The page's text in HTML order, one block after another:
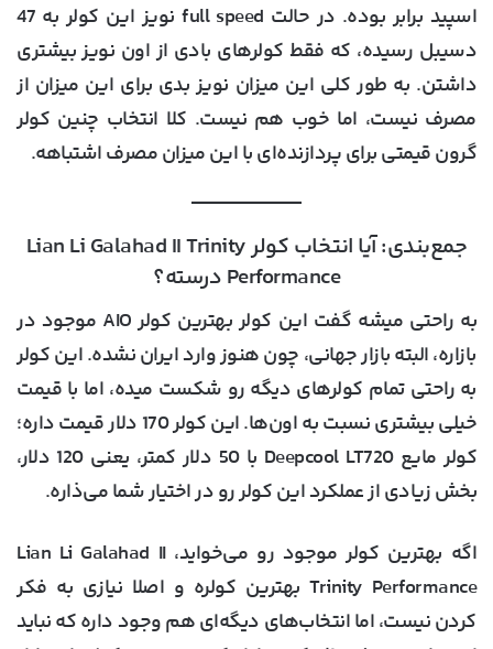
اسپید برابر بوده. در حالت full speed نویز این کولر به 47
دسیبل رسیده، که فقط کولرهای بادی از اون نویز بیشتری
داشتن. به طور کلی این میزان نویز بدی برای این میزان از
مصرف نیست، اما خوب هم نیست. کلا انتخاب چنین کولر
گرون قیمتی برای پردازنده‌ای با این میزان مصرف اشتباهه.
جمع‌بندی: آیا انتخاب کولر Lian Li Galahad II Trinity
Performance درسته؟
به راحتی میشه گفت این کولر بهترین کولر AIO موجود در
بازاره، البته بازار جهانی، چون هنوز وارد ایران نشده. این کولر
به راحتی تمام کولرهای دیگه رو شکست میده، اما با قیمت
خیلی بیشتری نسبت به اون‌ها. این کولر 170 دلار قیمت داره؛
کولر مایع Deepcool LT720 با 50 دلار کمتر، یعنی 120 دلار،
بخش زیادی از عملکرد این کولر رو در اختیار شما می‌ذاره.
اگه بهترین کولر موجود رو می‌خواید، Lian Li Galahad II
Trinity Performance بهترین کولره و اصلا نیازی به فکر
کردن نیست، اما انتخاب‌های دیگه‌ای هم وجود داره که نباید